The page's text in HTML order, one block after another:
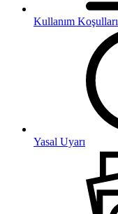
Kullanım Koşulları
Yasal Uyarı